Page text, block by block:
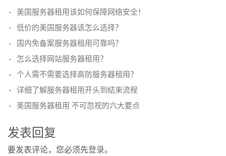
美国服务器租用该如何保障网络安全！
低价的美国服务器该怎么选择？
国内免备案服务器租用可靠吗？
怎么选择网站服务器租用？
个人需不需要选择高防服务器租用？
详细了解服务器租用开头到结束流程
美国服务器租用 不可忽视的六大要点
发表回复
要发表评论，您必须先登录。